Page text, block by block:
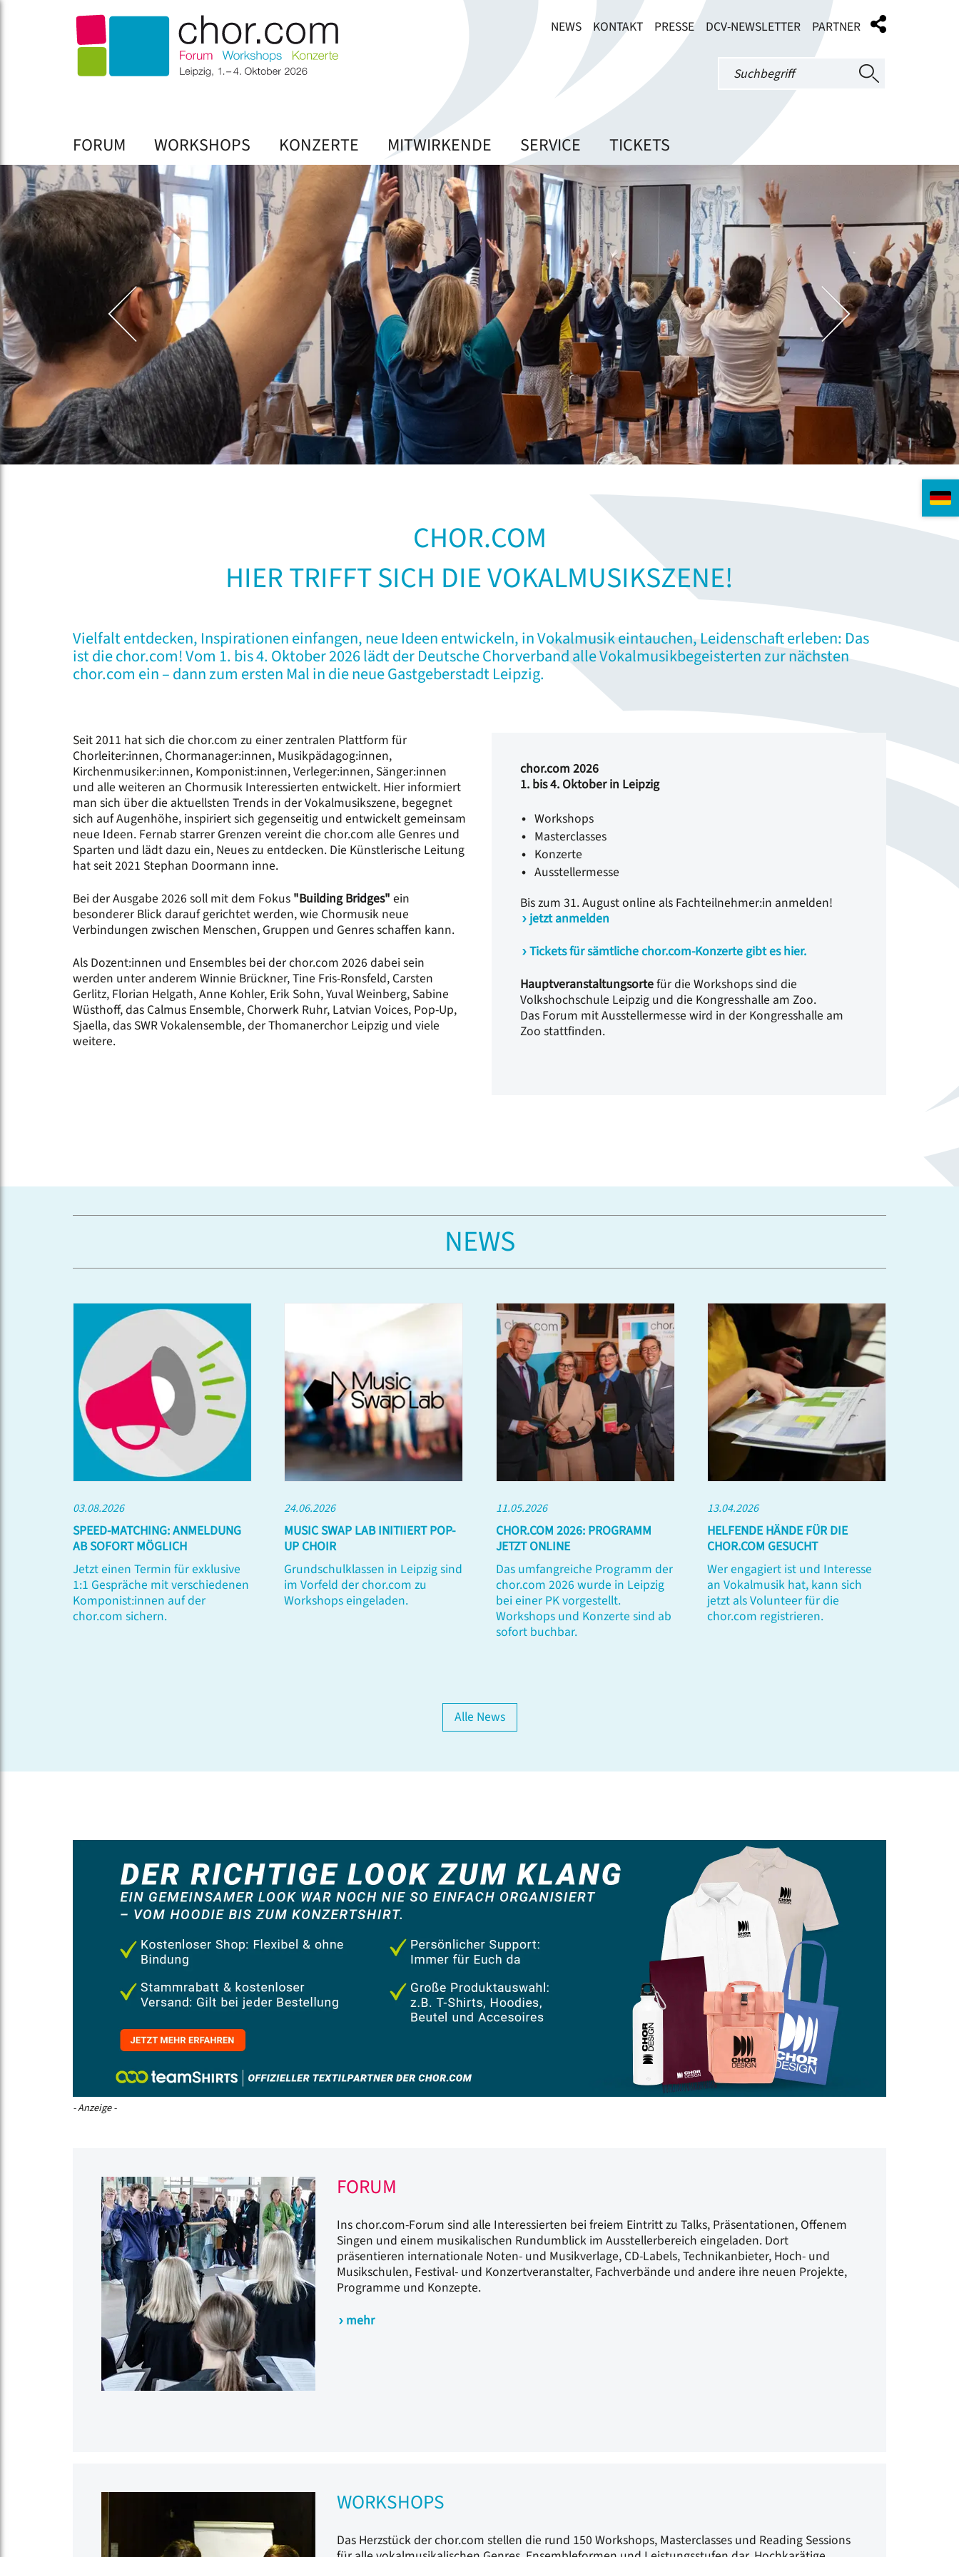
NEWS KONTAKT PRESSE DCV-NEWSLETTER PARTNER
FORUM WORKSHOPS KONZERTE MITWIRKENDE SERVICE TICKETS
CHOR.COM
HIER TRIFFT SICH DIE VOKALMUSIKSZENE!
Vielfalt entdecken, Inspirationen einfangen, neue Ideen entwickeln, in Vokalmusik eintauchen, Leidenschaft erleben: Das
ist die chor.com! Vom 1. bis 4. Oktober 2026 lädt der Deutsche Chorverband alle Vokalmusikbegeisterten zur nächsten
chor.com ein – dann zum ersten Mal in die neue Gastgeberstadt Leipzig.
Seit 2011 hat sich die chor.com zu einer zentralen Plattform für
Chorleiter:innen, Chormanager:innen, Musikpädagog:innen,
Kirchenmusiker:innen, Komponist:innen, Verleger:innen, Sänger:innen
und alle weiteren an Chormusik Interessierten entwickelt. Hier informiert
man sich über die aktuellsten Trends in der Vokalmusikszene, begegnet
sich auf Augenhöhe, inspiriert sich gegenseitig und entwickelt gemeinsam
neue Ideen. Fernab starrer Grenzen vereint die chor.com alle Genres und
Sparten und lädt dazu ein, Neues zu entdecken. Die Künstlerische Leitung
hat seit 2021 Stephan Doormann inne.
Bei der Ausgabe 2026 soll mit dem Fokus "Building Bridges" ein
besonderer Blick darauf gerichtet werden, wie Chormusik neue
Verbindungen zwischen Menschen, Gruppen und Genres schaffen kann.
Als Dozent:innen und Ensembles bei der chor.com 2026 dabei sein
werden unter anderem Winnie Brückner, Tine Fris-Ronsfeld, Carsten
Gerlitz, Florian Helgath, Anne Kohler, Erik Sohn, Yuval Weinberg, Sabine
Wüsthoff, das Calmus Ensemble, Chorwerk Ruhr, Latvian Voices, Pop-Up,
Sjaella, das SWR Vokalensemble, der Thomanerchor Leipzig und viele
weitere.
chor.com 2026
1. bis 4. Oktober in Leipzig
Workshops
Masterclasses
Konzerte
Ausstellermesse
Bis zum 31. August online als Fachteilnehmer:in anmelden!
jetzt anmelden
Tickets für sämtliche chor.com-Konzerte gibt es hier.
Hauptveranstaltungsortefür die Workshops sind die
Volkshochschule Leipzig und die Kongresshalle am Zoo.
Das Forum mit Ausstellermesse wird in der Kongresshalle am
Zoo stattfinden.
NEWS
03.08.2026
SPEED-MATCHING: ANMELDUNG
AB SOFORT MÖGLICH
Jetzt einen Termin für exklusive
1:1 Gespräche mit verschiedenen
Komponist:innen auf der
chor.com sichern.
24.06.2026
MUSIC SWAP LAB INITIIERT POP-
UP CHOIR
Grundschulklassen in Leipzig sind
im Vorfeld der chor.com zu
Workshops eingeladen.
11.05.2026
CHOR.COM 2026: PROGRAMM
JETZT ONLINE
Das umfangreiche Programm der
chor.com 2026 wurde in Leipzig
bei einer PK vorgestellt.
Workshops und Konzerte sind ab
sofort buchbar.
13.04.2026
HELFENDE HÄNDE FÜR DIE
CHOR.COM GESUCHT
Wer engagiert ist und Interesse
an Vokalmusik hat, kann sich
jetzt als Volunteer für die
chor.com registrieren.
Alle News
- Anzeige -
FORUM
Ins chor.com-Forum sind alle Interessierten bei freiem Eintritt zu Talks, Präsentationen, Offenem
Singen und einem musikalischen Rundumblick im Ausstellerbereich eingeladen. Dort
präsentieren internationale Noten- und Musikverlage, CD-Labels, Technikanbieter, Hoch- und
Musikschulen, Festival- und Konzertveranstalter, Fachverbände und andere ihre neuen Projekte,
Programme und Konzepte.
mehr
WORKSHOPS
Das Herzstück der chor.com stellen die rund 150 Workshops, Masterclasses und Reading Sessions